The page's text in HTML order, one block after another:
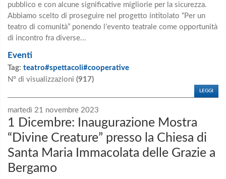
pubblico e con alcune significative migliorie per la sicurezza.
Abbiamo scelto di proseguire nel progetto intitolato “Per un
teatro di comunità” ponendo l’evento teatrale come opportunità
di incontro fra diverse...
Eventi
Tag: teatro#spettacoli#cooperative
N° di visualizzazioni (917)
LEGGI
martedì 21 novembre 2023
1 Dicembre: Inaugurazione Mostra
“Divine Creature” presso la Chiesa di
Santa Maria Immacolata delle Grazie a
Bergamo